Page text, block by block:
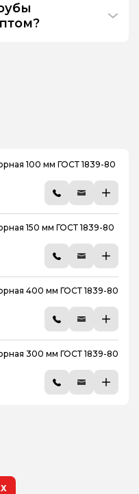
100 мм ГОСТ 1839-80
150 мм ГОСТ 1839-80
400 мм ГОСТ 1839-80
300 мм ГОСТ 1839-80